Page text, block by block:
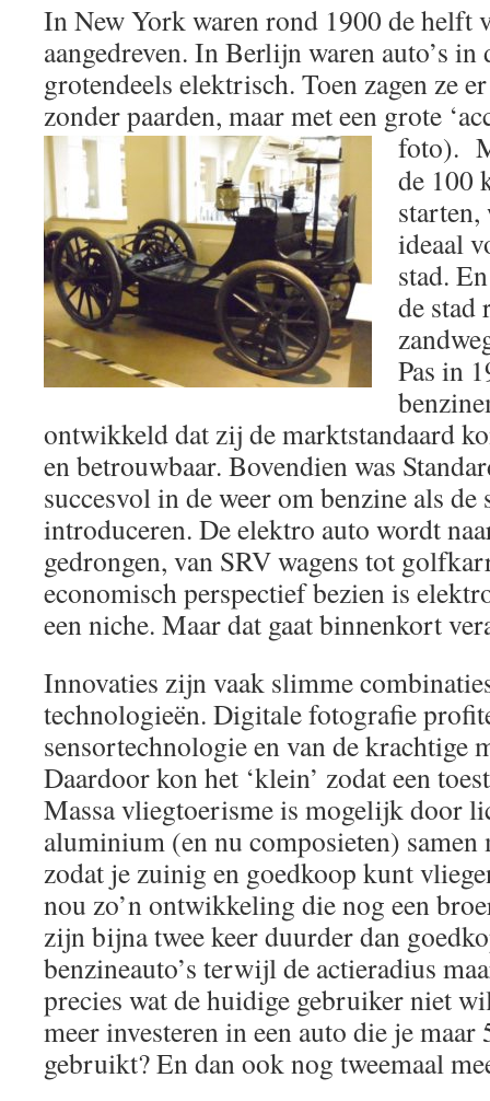
In New York waren rond 1900 de helft
aangedreven. In Berlijn waren auto’s
grotendeels elektrisch. Toen zagen ze
zonder paarden, maar met een grote
foto).
de 100
starten,
ideaal
stad.
de stad
Pas in
ontwikkeld dat zij de marktstandaard
en betrouwbaar. Bovendien was
succesvol in de weer om benzine als
introduceren. De elektro auto wordt
gedrongen, van SRV wagens tot
economisch perspectief bezien is
een niche. Maar dat gaat binnenkort
Innovaties zijn vaak slimme
technologieën. Digitale fotografie
sensortechnologie en van de krachtige
Daardoor kon het ‘klein’ zodat een
Massa vliegtoerisme is mogelijk door
aluminium (en nu composieten) samen
zodat je zuinig en goedkoop kunt
nou zo’n ontwikkeling die nog een
zijn bijna twee keer duurder dan
benzineauto’s terwijl de actieradius
precies wat de huidige gebruiker niet
meer investeren in een auto die je
gebruikt? En dan ook nog tweemaal